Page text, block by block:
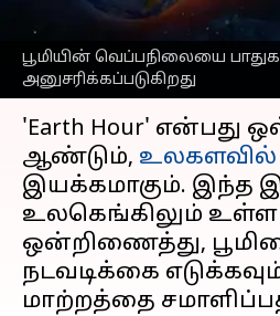
பூமியின் வெப்பநிலையை
அனுசரிக்கப்படுகிறது
Venkatalakshmi V
செய்தி முன்னோட்டம்
'Earth Hour' என்பது
ஆண்டும், உலகளவில்
இயக்கமாகும். இந்த
உலகெங்கிலும்
ஒன்றிணைத்து,
நடவடிக்கை
மாற்றத்தை